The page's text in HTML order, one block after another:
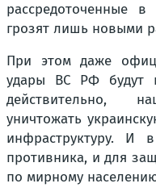
рассредоточенные
грозят лишь новыми
При этом даже
удары ВС РФ будут
действительно,
уничтожать
инфраструктуру. И
противника, и для
по мирному